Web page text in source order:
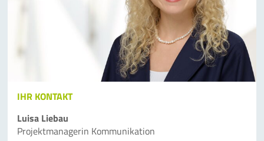
IHR KONTAKT
Luisa Liebau
Projektmanagerin Kommunikation